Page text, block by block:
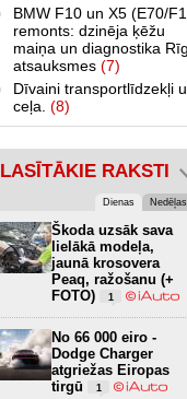
BMW F10 un X5 (E70/
remonts: dzinēja ķēžu
maiņa un diagnostika
atsauksmes (7)
Dīvaini transportlīdzekļi
ceļa. (8)
LASĪTĀKIE RAKSTI
Dienas Nedēļas
Škoda uzsāk sava
lielākā modeļa,
jaunā krosovera
Peaq, ražošanu (+
FOTO)
1
No 66 000 eiro -
Dodge Charger
atgriežas Eiropas
tirgū
1